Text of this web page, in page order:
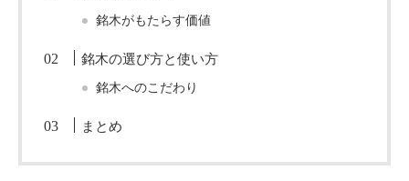
銘木がもたらす価値
銘木の選び方と使い方
銘木へのこだわり
まとめ